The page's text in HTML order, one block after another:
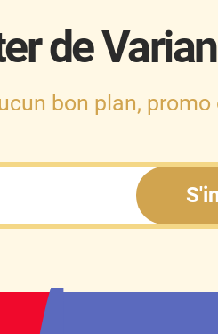
de
bon plan, promo